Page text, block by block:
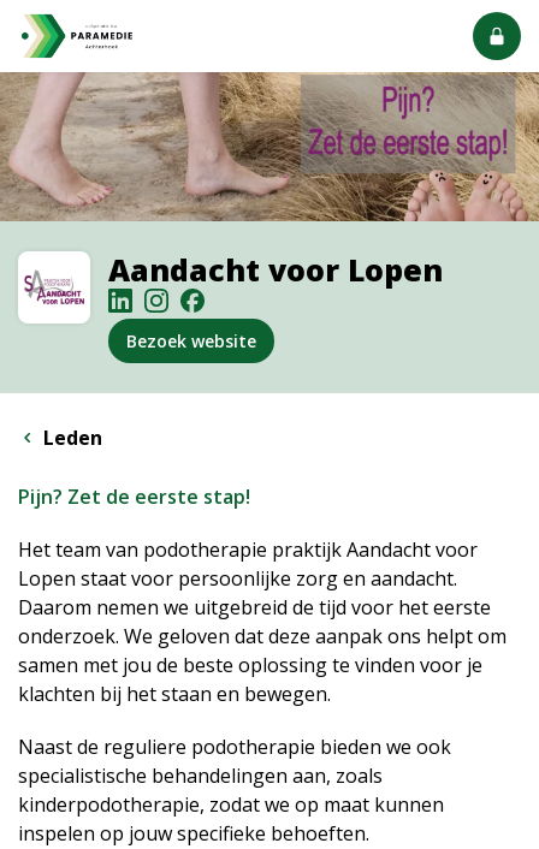
Aandacht voor Lopen
Bezoek website
Leden
Pijn? Zet de eerste stap!
Het team van podotherapie praktijk Aandacht voor
Lopen staat voor persoonlijke zorg en aandacht.
Daarom nemen we uitgebreid de tijd voor het eerste
onderzoek. We geloven dat deze aanpak ons helpt om
samen met jou de beste oplossing te vinden voor je
klachten bij het staan en bewegen.
Naast de reguliere podotherapie bieden we ook
specialistische behandelingen aan, zoals
kinderpodotherapie, zodat we op maat kunnen
inspelen op jouw specifieke behoeften.